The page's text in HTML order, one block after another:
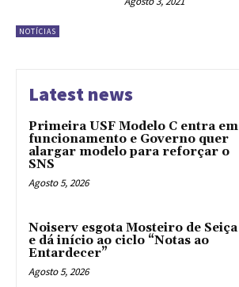
NOTÍCIAS
Latest news
Primeira USF Modelo C entra em
funcionamento e Governo quer
alargar modelo para reforçar o
SNS
Agosto 5, 2026
Noiserv esgota Mosteiro de Seiça
e dá início ao ciclo “Notas ao
Entardecer”
Agosto 5, 2026